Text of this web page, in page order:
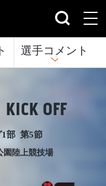
選手コメント
OFF
1部 第5節
園陸上競技場